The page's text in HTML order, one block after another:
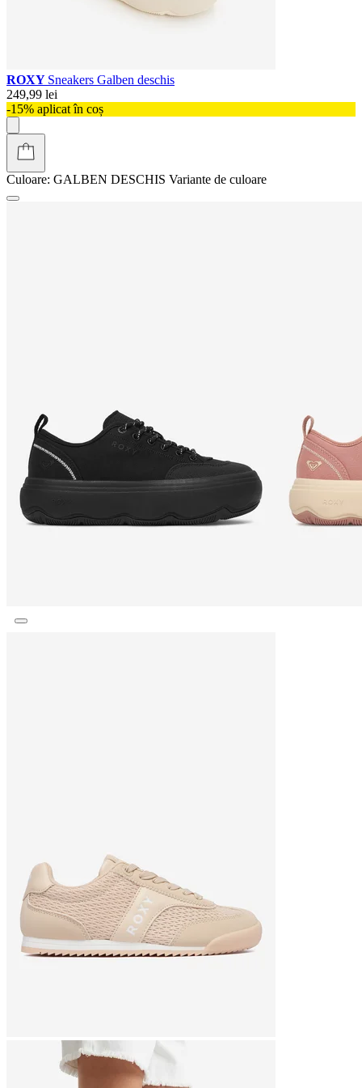
ROXY Sneakers Galben deschis
249,99 lei
-15% aplicat în coș
Culoare: GALBEN DESCHIS Variante de culoare